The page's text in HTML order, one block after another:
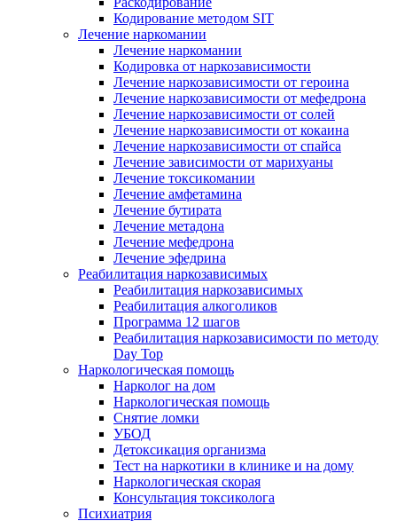
Кодирование методом SIT
Лечение наркомании
Лечение наркомании
Кодировка от наркозависимости
Лечение наркозависимости от героина
Лечение наркозависимости от мефедрона
Лечение наркозависимости от солей
Лечение наркозависимости от кокаина
Лечение наркозависимости от спайса
Лечение зависимости от марихуаны
Лечение токсикомании
Лечение амфетамина
Лечение бутирата
Лечение метадона
Лечение мефедрона
Лечение эфедрина
Реабилитация наркозависимых
Реабилитация наркозависимых
Реабилитация алкоголиков
Программа 12 шагов
Реабилитация наркозависимости по методу
Day Top
Наркологическая помощь
Нарколог на дом
Наркологическая помощь
Снятие ломки
УБОД
Детоксикация организма
Тест на наркотики в клинике и на дому
Наркологическая скорая
Консультация токсиколога
Психиатрия